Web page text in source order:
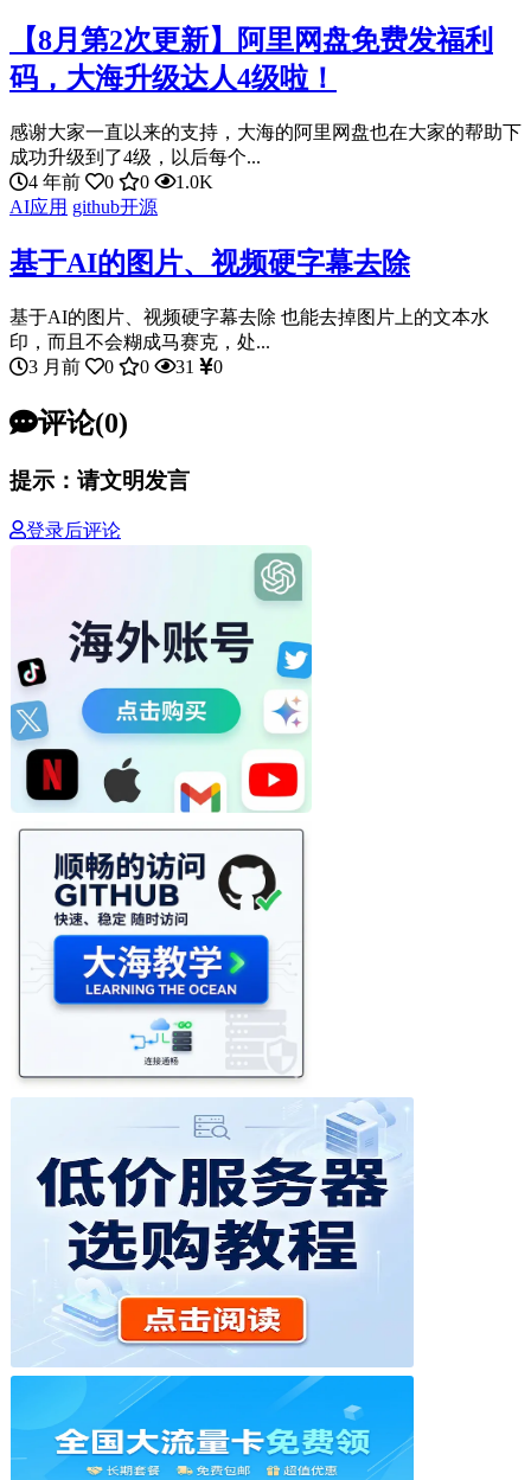
【8月第2次更新】阿里网盘免费发福利
码，大海升级达人4级啦！
感谢大家一直以来的支持，大海的阿里网盘也在大家的帮助下
成功升级到了4级，以后每个...
4 年前
0 0
1.0K
AI应用 github开源
基于AI的图片、视频硬字幕去除
基于AI的图片、视频硬字幕去除 也能去掉图片上的文本水
印，而且不会糊成马赛克，处...
3 月前
0 0 31 0
评论(0)
提示：请文明发言
登录后评论